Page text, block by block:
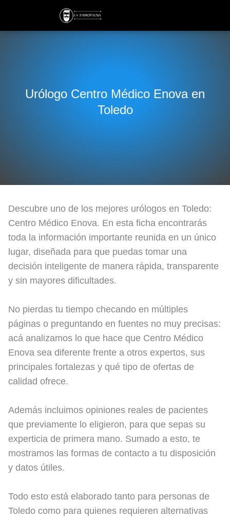
Urólogo Centro Médico Enova en
Toledo
Descubre uno de los mejores urólogos en Toledo:
Centro Médico Enova. En esta ficha encontrarás
toda la información importante reunida en un único
lugar, diseñada para que puedas tomar una
decisión inteligente de manera rápida, transparente
y sin mayores dificultades.
No pierdas tu tiempo checando en múltiples
páginas o preguntando en fuentes no muy precisas:
acá analizamos lo que hace que Centro Médico
Enova sea diferente frente a otros expertos, sus
principales fortalezas y qué tipo de ofertas de
calidad ofrece.
Además incluimos opiniones reales de pacientes
que previamente lo eligieron, para que sepas su
experticia de primera mano. Sumado a esto, te
mostramos las formas de contacto a tu disposición
y datos útiles.
Todo esto está elaborado tanto para personas de
Toledo como para quienes requieren alternativas